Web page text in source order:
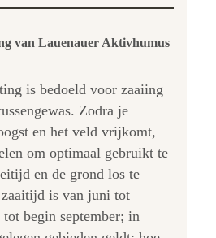
van Lauenauer Aktivhumus
is bedoeld voor zaaiing
Zodra je
en het veld vrijkomt,
om optimaal gebruikt te
en de grond los te
is van juni tot
begin september; in